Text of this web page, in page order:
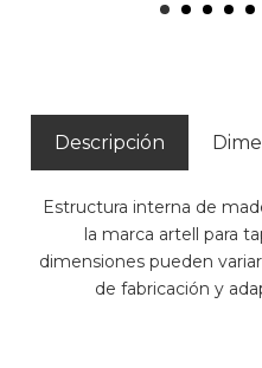
Descripción
Estructura interna de
la marca artell para
dimensiones pueden
de fabricación y